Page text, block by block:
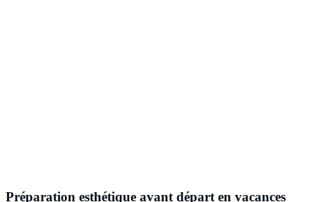
Préparation esthétique avant départ en vacances